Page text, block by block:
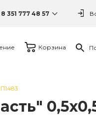
8 351 777 48 57
Корзина